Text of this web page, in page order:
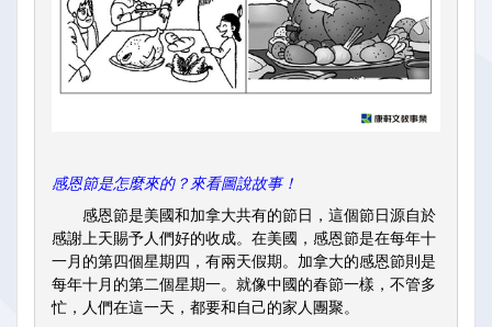
感恩節是怎麼來的？來看圖說故事！
感恩節是美國和加拿大共有的節日，這個節日源自於
感謝上天賜予人們好的收成。在美國，感恩節是在每年十
一月的第四個星期四，有兩天假期。加拿大的感恩節則是
每年十月的第二個星期一。就像中國的春節一樣，不管多
忙，人們在這一天，都要和自己的家人團聚。